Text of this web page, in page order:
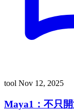
tool Nov 12, 2025
Maya1：不只